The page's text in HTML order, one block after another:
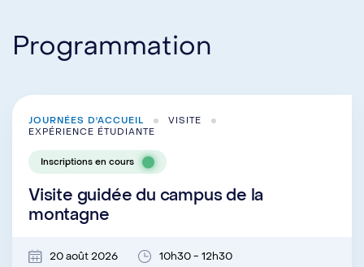
Programmation
JOURNÉES D'ACCUEIL
VISITE
EXPÉRIENCE ÉTUDIANTE
Inscriptions en cours
Visite guidée du campus de la
montagne
20 août 2026
10h30 - 12h30